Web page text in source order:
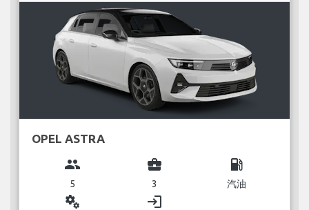
OPEL ASTRA
group
5
business_center
3
local_gas_station
汽油
miscellaneous_services login